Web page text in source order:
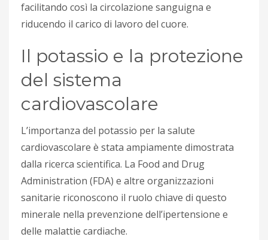
facilitando così la circolazione sanguigna e
riducendo il carico di lavoro del cuore.
Il potassio e la protezione
del sistema
cardiovascolare
L’importanza del potassio per la salute
cardiovascolare è stata ampiamente dimostrata
dalla ricerca scientifica. La Food and Drug
Administration (FDA) e altre organizzazioni
sanitarie riconoscono il ruolo chiave di questo
minerale nella prevenzione dell’ipertensione e
delle malattie cardiache.